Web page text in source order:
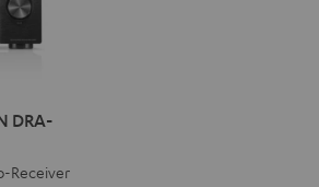
DRA-
Receiver